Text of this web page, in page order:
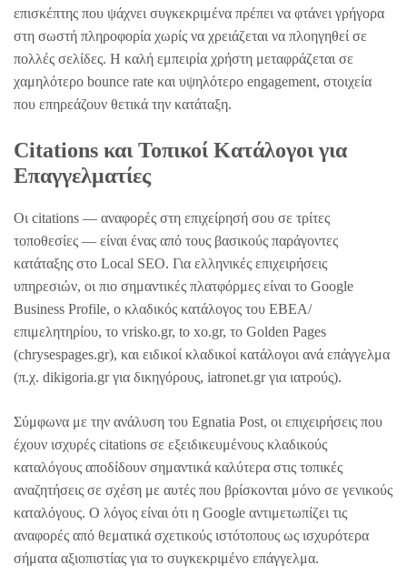
επισκέπτης που ψάχνει συγκεκριμένα πρέπει να φτάνει γρήγορα
στη σωστή πληροφορία χωρίς να χρειάζεται να πλοηγηθεί σε
πολλές σελίδες. Η καλή εμπειρία χρήστη μεταφράζεται σε
χαμηλότερο bounce rate και υψηλότερο engagement, στοιχεία
που επηρεάζουν θετικά την κατάταξη.
Citations και Τοπικοί Κατάλογοι για
Επαγγελματίες
Οι citations — αναφορές στη επιχείρησή σου σε τρίτες
τοποθεσίες — είναι ένας από τους βασικούς παράγοντες
κατάταξης στο Local SEO. Για ελληνικές επιχειρήσεις
υπηρεσιών, οι πιο σημαντικές πλατφόρμες είναι το Google
Business Profile, ο κλαδικός κατάλογος του ΕΒΕΑ/
επιμελητηρίου, το vrisko.gr, to xo.gr, το Golden Pages
(chrysespages.gr), και ειδικοί κλαδικοί κατάλογοι ανά επάγγελμα
(π.χ. dikigoria.gr για δικηγόρους, iatronet.gr για ιατρούς).
Σύμφωνα με την ανάλυση του Egnatia Post, οι επιχειρήσεις που
έχουν ισχυρές citations σε εξειδικευμένους κλαδικούς
καταλόγους αποδίδουν σημαντικά καλύτερα στις τοπικές
αναζητήσεις σε σχέση με αυτές που βρίσκονται μόνο σε γενικούς
καταλόγους. Ο λόγος είναι ότι η Google αντιμετωπίζει τις
αναφορές από θεματικά σχετικούς ιστότοπους ως ισχυρότερα
σήματα αξιοπιστίας για το συγκεκριμένο επάγγελμα.